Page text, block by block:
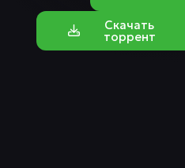
Скачать
торрент